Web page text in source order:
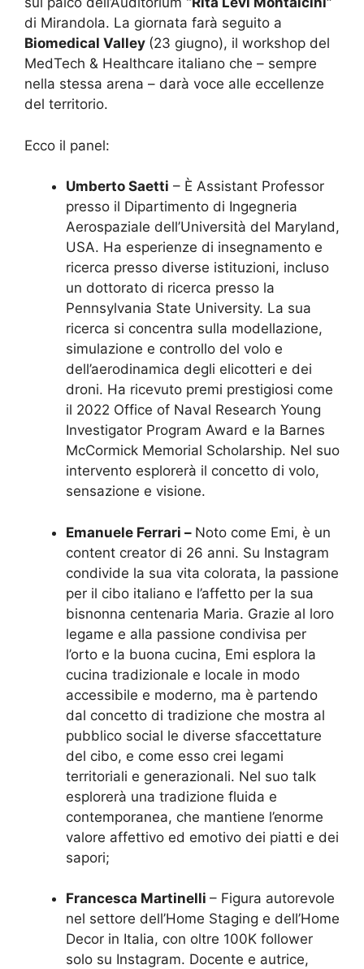
di Mirandola. La giornata farà seguito a
Biomedical Valley (23 giugno), il workshop del
MedTech & Healthcare italiano che – sempre
nella stessa arena – darà voce alle eccellenze
del territorio.
Ecco il panel:
Umberto Saetti – È Assistant Professor
presso il Dipartimento di Ingegneria
Aerospaziale dell’Università del Maryland,
USA. Ha esperienze di insegnamento e
ricerca presso diverse istituzioni, incluso
un dottorato di ricerca presso la
Pennsylvania State University. La sua
ricerca si concentra sulla modellazione,
simulazione e controllo del volo e
dell’aerodinamica degli elicotteri e dei
droni. Ha ricevuto premi prestigiosi come
il 2022 Office of Naval Research Young
Investigator Program Award e la Barnes
McCormick Memorial Scholarship. Nel suo
intervento esplorerà il concetto di volo,
sensazione e visione.
Emanuele Ferrari – Noto come Emi, è un
content creator di 26 anni. Su Instagram
condivide la sua vita colorata, la passione
per il cibo italiano e l’affetto per la sua
bisnonna centenaria Maria. Grazie al loro
legame e alla passione condivisa per
l’orto e la buona cucina, Emi esplora la
cucina tradizionale e locale in modo
accessibile e moderno, ma è partendo
dal concetto di tradizione che mostra al
pubblico social le diverse sfaccettature
del cibo, e come esso crei legami
territoriali e generazionali. Nel suo talk
esplorerà una tradizione fluida e
contemporanea, che mantiene l’enorme
valore affettivo ed emotivo dei piatti e dei
sapori;
Francesca Martinelli – Figura autorevole
nel settore dell’Home Staging e dell’Home
Decor in Italia, con oltre 100K follower
solo su Instagram. Docente e autrice,